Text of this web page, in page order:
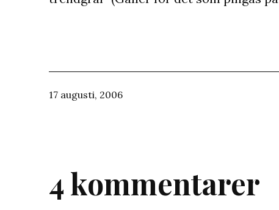
Publicerat
17 augusti, 2006
4 kommentarer